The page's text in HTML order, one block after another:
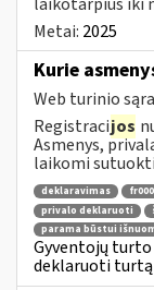
Metai: 2025
Kurie
Web turinio
Registracijos
Asmenys,
laikomi
deklaravimas
privalo deklaruoti
parama būstui
Gyventojų turto
deklaruoti turtą